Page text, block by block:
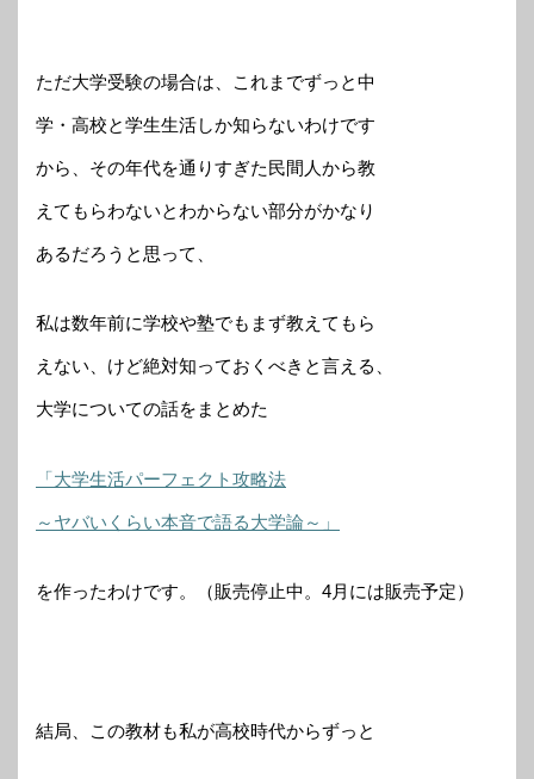
ただ大学受験の場合は、これまでずっと中
学・高校と学生生活しか知らないわけです
から、その年代を通りすぎた民間人から教
えてもらわないとわからない部分がかなり
あるだろうと思って、
私は数年前に学校や塾でもまず教えてもら
えない、けど絶対知っておくべきと言える、
大学についての話をまとめた
「大学生活パーフェクト攻略法
～ヤバいくらい本音で語る大学論～」
を作ったわけです。（販売停止中。4月には販売予定）
結局、この教材も私が高校時代からずっと